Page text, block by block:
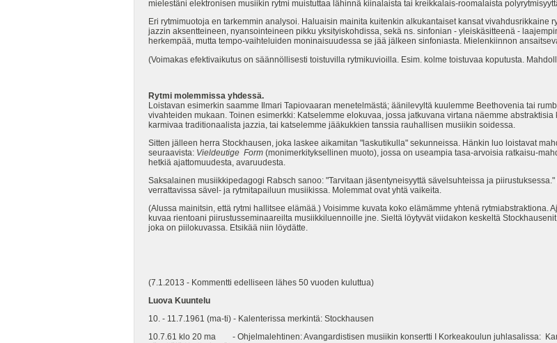
mielestäni elektronisen musiikin rytmi muistuttaa lähinnä kiinalaista tai kreikkalais-roomalaista
Eri rytmimuotoja en tarkemmin analysoi. Haluaisin mainita kuitenkin alkukantaiset kansat vivahdusrikkaine
jazzin aksentteineen, nyansointeineen pikku yksityiskohdissa, sekä ns. sinfonian - yleiskäsitteenä -
herkempää, mutta tempo-vaihteluiden moninaisuudessa se jää jälkeen sinfoniasta. Mielenkiinnon
(Voimakas efektivaikutus on säännöllisesti toistuvilla rytmikuvioilla. Esim. kolme toistuvaa koputusta.
Rytmi molemmissa yhdessä.
Loistavan esimerkin saamme Ilmari Tapiovaaran menetelmästä; äänilevyltä kuulemme Beethovenia tai
vivahteiden mukaan. Toinen esimerkki: Katselemme elokuvaa, jossa jatkuvana virtana näemme
karmivaa traditionaalista jazzia, tai katselemme jääkukkien tanssia rauhallisen musiikin soidessa.
Sitten jälleen herra Stockhausen, joka laskee aikamitan "laskutikulla" sekunneissa. Hänkin luo loistavat
seuraavista: Vieldeutige Form (monimerkityksellinen muoto), jossa on useampia tasa-arvoisia ratkaisu-
hetkiä ajattomuudesta, avaruudesta.
Saksalainen musiikkipedagogi Rabsch sanoo: "Tarvitaan jäsentyneisyyttä sävelsuhteissa ja
verrattavissa sävel- ja rytmitapailuun musiikissa. Molemmat ovat yhtä vaikeita.
(Alussa mainitsin, että rytmi hallitsee elämää.) Voisimme kuvata koko elämämme yhtenä rytmiabstraktiona.
kuvaa rientoani piirustusseminaareilta musiikkiluennoille jne. Sieltä löytyvät viidakon keskeltä
joka on piilokuvassa. Etsikää niin löydätte.
(7.1.2013 - Kommentti edelliseen lähes 50 vuoden kuluttua)
Luova Kuuntelu
10. - 11.7.1961 (ma-ti) - Kalenterissa merkintä: Stockhausen
10.7.61 klo 20 ma - Ohjelmalehtinen: Avangardistisen musiikin konsertti I Korkeakoulun juhlasalissa: